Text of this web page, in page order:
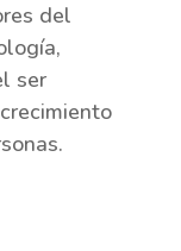
del
ser